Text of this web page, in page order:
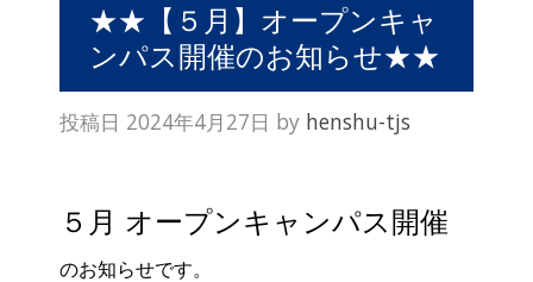
★★【５月】オープンキャ
ンパス開催のお知らせ★★
投稿日 2024年4月27日 by henshu-tjs
５月 オープンキャンパス開催
のお知らせです。